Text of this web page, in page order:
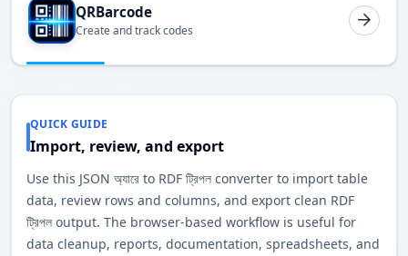
QRBarcode
Create and track codes
QUICK GUIDE
Import, review, and export
Use this JSON অ্যারে to RDF ট্রিপল converter to import table
data, review rows and columns, and export clean RDF
ট্রিপল output. The browser-based workflow is useful for
data cleanup, reports, documentation, spreadsheets, and